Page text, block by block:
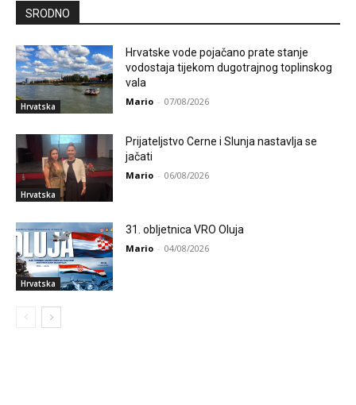
SRODNO
Hrvatska
Hrvatske vode pojačano prate stanje
vodostaja tijekom dugotrajnog toplinskog
vala
Mario - 07/08/2026
Hrvatska
Prijateljstvo Cerne i Slunja nastavlja se
jačati
Mario - 06/08/2026
Hrvatska
31. obljetnica VRO Oluja
Mario - 04/08/2026